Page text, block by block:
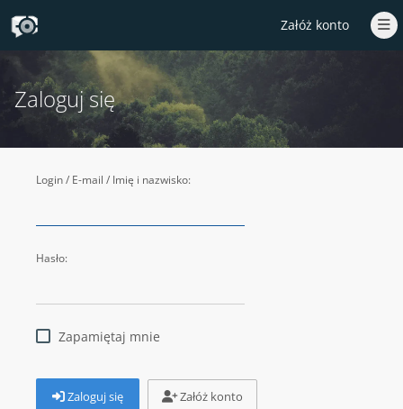
Załóż konto
Zaloguj się
Login / E-mail / Imię i nazwisko:
Hasło:
Zapamiętaj mnie
Zaloguj się Załóż konto